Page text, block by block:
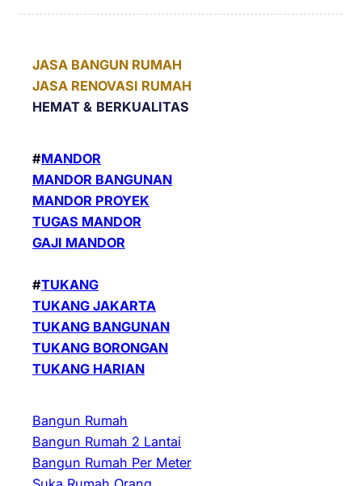
JASA BANGUN RUMAH
JASA RENOVASI RUMAH
HEMAT & BERKUALITAS
#MANDOR
MANDOR BANGUNAN
MANDOR PROYEK
TUGAS MANDOR
GAJI MANDOR
#TUKANG
TUKANG JAKARTA
TUKANG BANGUNAN
TUKANG BORONGAN
TUKANG HARIAN
Bangun Rumah
Bangun Rumah 2 Lantai
Bangun Rumah Per Meter